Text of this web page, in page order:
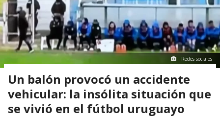
Redes sociales
Un balón provocó un accidente
vehicular: la insólita situación que
se vivió en el fútbol uruguayo